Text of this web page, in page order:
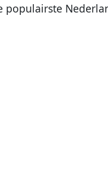
populairste